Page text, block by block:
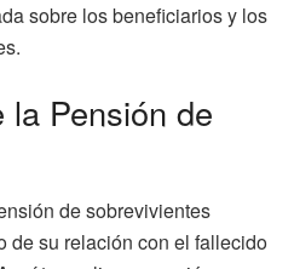
sobre los beneficiarios y los
la Pensión de
de sobrevivientes
de su relación con el fallecido